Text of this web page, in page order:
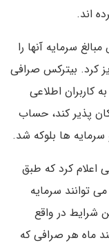
اند.
سرمایه آنها را
کرد. بیترکس صرافی
بدون اینکه به کاربران اطلاعی
پذیر کند، حساب
سرمایه ها بلوکه شد.
آبان این صرافی اعلام کرد که طبق
توانند سرمایه
شرایط در واقع
ماه هر صرافی که